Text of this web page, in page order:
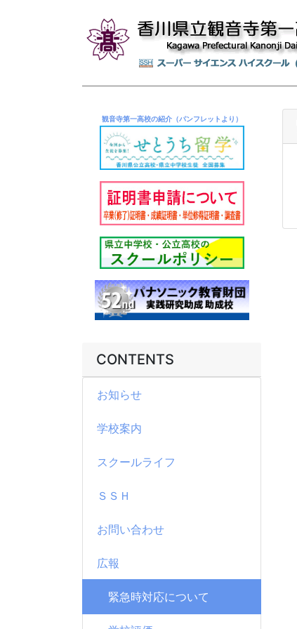
観音寺第一高校の紹介（パンフレットより）
CONTENTS
お知らせ
学校案内
スクールライフ
ＳＳＨ
お問い合わせ
広報
緊急時対応について